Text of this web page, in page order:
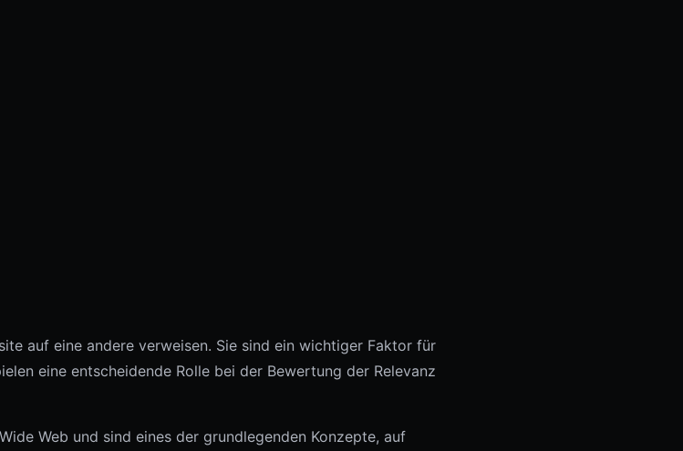
auf eine andere verweisen. Sie sind ein wichtiger Faktor für
eine entscheidende Rolle bei der Bewertung der Relevanz
Web und sind eines der grundlegenden Konzepte, auf